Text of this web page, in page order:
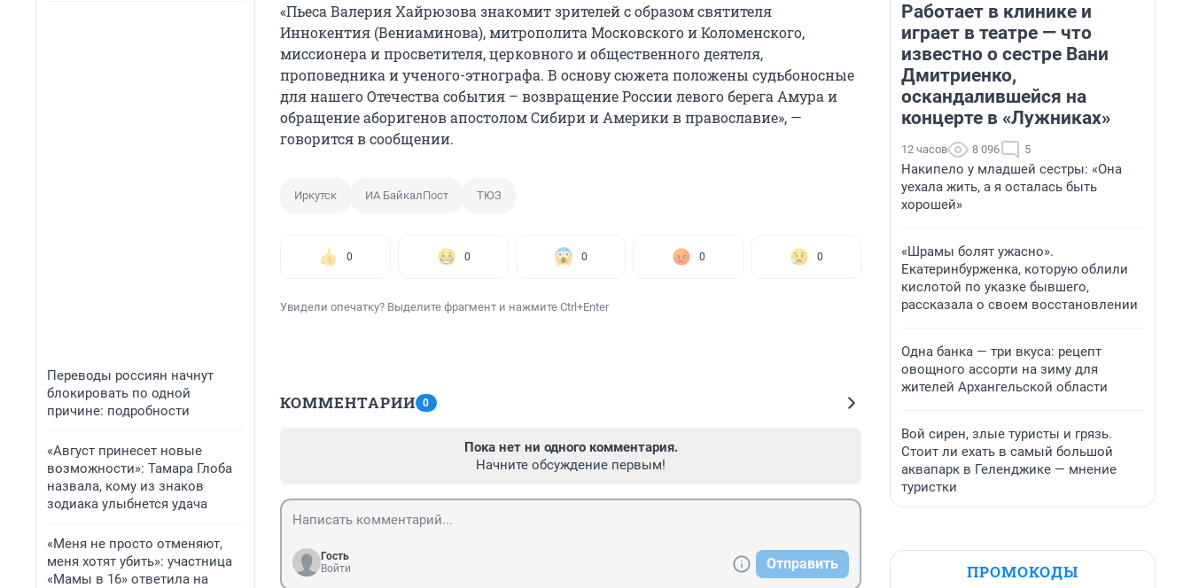
Переводы россиян начнут
блокировать по одной
причине: подробности
«Август принесет новые
возможности»: Тамара Глоба
назвала, кому из знаков
зодиака улыбнется удача
«Меня не просто отменяют,
меня хотят убить»: участница
«Мамы в 16» ответила на
«Пьеса Валерия Хайрюзова знакомит зрителей с образом святителя
Иннокентия (Вениаминова), митрополита Московского и Коломенского,
миссионера и просветителя, церковного и общественного деятеля,
проповедника и ученого-этнографа. В основу сюжета положены судьбоносные
для нашего Отечества события – возвращение России левого берега Амура и
обращение аборигенов апостолом Сибири и Америки в православие», —
говорится в сообщении.
Иркутск ИА БайкалПост ТЮЗ
0 0 0 0 0
Увидели опечатку? Выделите фрагмент и нажмите Ctrl+Enter
КОММЕНТАРИИ 0
Пока нет ни одного комментария.
Начните обсуждение первым!
Гость
Войти
Отправить
Работает в клинике и
играет в театре — что
известно о сестре Вани
Дмитриенко,
оскандалившейся на
концерте в «Лужниках»
12 часов 8 096 5
Накипело у младшей сестры: «Она
уехала жить, а я осталась быть
хорошей»
«Шрамы болят ужасно».
Екатеринбурженка, которую облили
кислотой по указке бывшего,
рассказала о своем восстановлении
Одна банка — три вкуса: рецепт
овощного ассорти на зиму для
жителей Архангельской области
Вой сирен, злые туристы и грязь.
Стоит ли ехать в самый большой
аквапарк в Геленджике — мнение
туристки
ПРОМОКОДЫ